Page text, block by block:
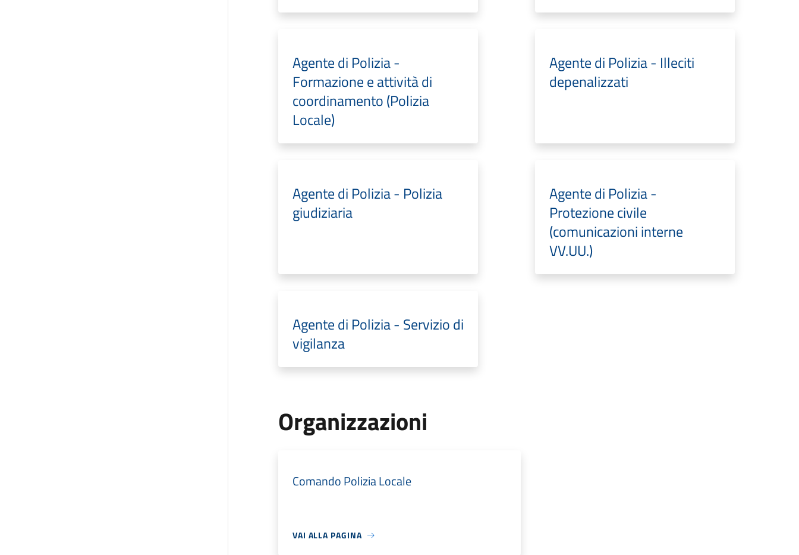
Agente di Polizia -
Formazione e attività di
coordinamento (Polizia
Locale)
Agente di Polizia - Illeciti
depenalizzati
Agente di Polizia - Polizia
giudiziaria
Agente di Polizia -
Protezione civile
(comunicazioni interne
VV.UU.)
Agente di Polizia - Servizio di
vigilanza
Organizzazioni
Comando Polizia Locale
VAI ALLA PAGINA